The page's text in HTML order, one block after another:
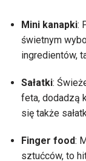
Mini kanapki:
świetnym
ingredientów,
Sałatki:
feta, dodadzą
się także
Finger food:
sztućców, to